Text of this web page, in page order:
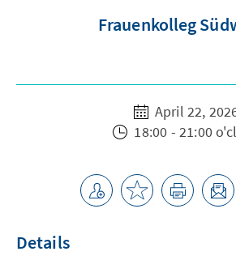
Frauenkolleg
April 22,
18:00 - 21:00
Details